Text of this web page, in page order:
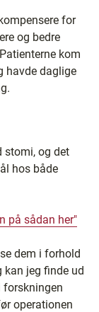
for
og bedre
kom
havde daglige
stomi, og det
hos både
på sådan her"
dem i forhold
kan jeg finde ud
forskningen
operationen